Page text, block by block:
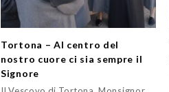
Tortona – Al centro del
nostro cuore ci sia sempre il
Signore